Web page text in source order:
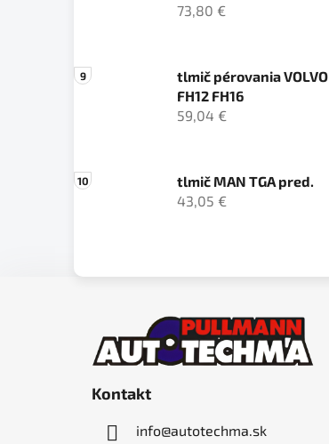
73,80 €
tlmič pérovania VOLVO
FH12 FH16
59,04 €
tlmič MAN TGA pred.
43,05 €
Kontakt
info@autotechma.sk